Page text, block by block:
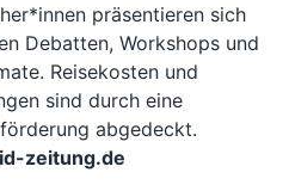
präsentieren sich
Debatten, Workshops und
Reisekosten und
sind durch eine
abgedeckt.
zeitung.de